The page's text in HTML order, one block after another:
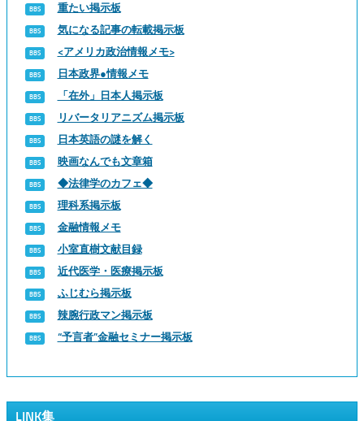
重たい掲示板
気になる記事の転載掲示板
<アメリカ政治情報メモ>
日本政界●情報メモ
「在外」日本人掲示板
リバータリアニズム掲示板
日本英語の謎を解く
映画なんでも文章箱
◆法律学のカフェ◆
理科系掲示板
金融情報メモ
小室直樹文献目録
近代医学・医療掲示板
ふじむら掲示板
辣腕行政マン掲示板
“予言者”金融セミナー掲示板
LINK集